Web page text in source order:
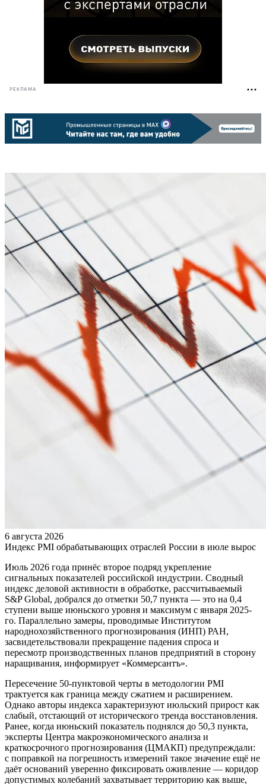
РЕКЛАМА
6 августа 2026
Индекс PMI обрабатывающих отраслей России в июле вырос
Июль 2026 года принёс второе подряд укрепление
сигнальных показателей российской индустрии. Сводный
индекс деловой активности в обработке, рассчитываемый
S&P Global, добрался до отметки 50,7 пункта — это на 0,4
ступени выше июньского уровня и максимум с января 2025-
го. Параллельно замеры, проводимые Институтом
народнохозяйственного прогнозирования (ИНП) РАН,
засвидетельствовали прекращение падения спроса и
пересмотр производственных планов предприятий в сторону
наращивания, информирует «Коммерсантъ».
Пересечение 50-пунктовой черты в методологии PMI
трактуется как граница между сжатием и расширением.
Однако авторы индекса характеризуют июльский прирост как
слабый, отстающий от исторического тренда восстановления.
Ранее, когда июньский показатель поднялся до 50,3 пункта,
эксперты Центра макроэкономического анализа и
краткосрочного прогнозирования (ЦМАКП) предупреждали:
с поправкой на погрешность измерений такое значение ещё не
даёт оснований уверенно фиксировать оживление — коридор
допустимых колебаний захватывает территорию как выше,